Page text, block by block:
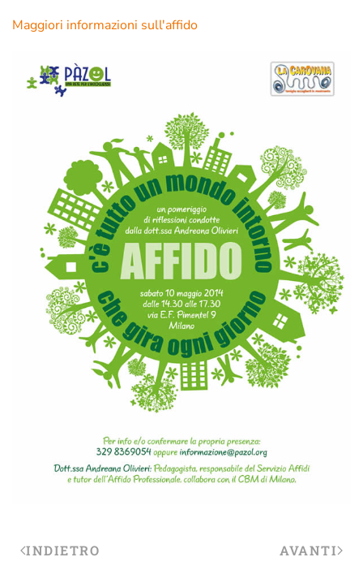
Maggiori informazioni sull'affido
INDIETRO AVANTI